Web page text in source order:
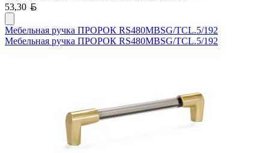
53,30
Мебельная ручка ПРОРОК RS480MBSG/TCL.5/192
Мебельная ручка ПРОРОК RS480MBSG/TCL.5/192